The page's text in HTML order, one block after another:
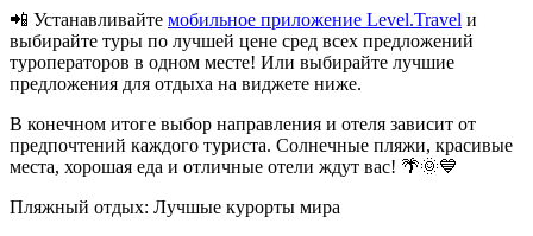
📲 Устанавливайте мобильное приложение Level.Travel и
выбирайте туры по лучшей цене сред всех предложений
туроператоров в одном месте! Или выбирайте лучшие
предложения для отдыха на виджете ниже.
В конечном итоге выбор направления и отеля зависит от
предпочтений каждого туриста. Солнечные пляжи, красивые
места, хорошая еда и отличные отели ждут вас! 🌴🌞💙
Пляжный отдых: Лучшые курорты мира